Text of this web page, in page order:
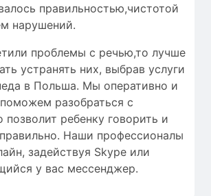
правильностью,чистотой
нарушений.
проблемы с речью,то лучше
устранять них, выбрав услуги
в Польша. Мы оперативно и
разобраться с
позволит ребенку говорить и
Наши профессионалы
задействуя Skype или
у вас мессенджер.